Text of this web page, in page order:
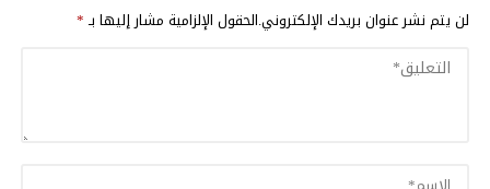
لن يتم نشر عنوان بريدك الإلكتروني.الحقول الإلزامية مشار إليها بـ*